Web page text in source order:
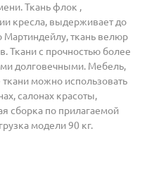
Ткань флок ,
кресла, выдерживает до
Мартиндейлу, ткань велюр
Ткани с прочностью более
долговечными. Мебель,
ткани можно использовать
салонах красоты,
сборка по прилагаемой
модели 90 кг.